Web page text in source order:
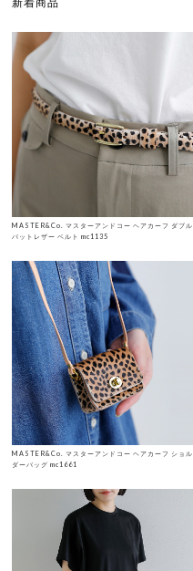
MASTER&Co. マスターアンドコー ヘアカーフ ダブル
バットレザー ベルト mc1135
MASTER&Co. マスターアンドコー ヘアカーフ ショル
ダーバッグ mc1661